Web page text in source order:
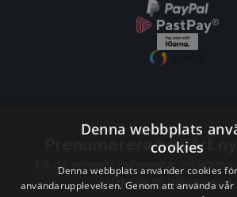
Prenumerera på vårt
Få de senaste nyheterna, artiklarna
skickade till dig varje
Denna webbplats
cookies
Denna webbplats använder cookies
användarupplevelsen. Genom att använda